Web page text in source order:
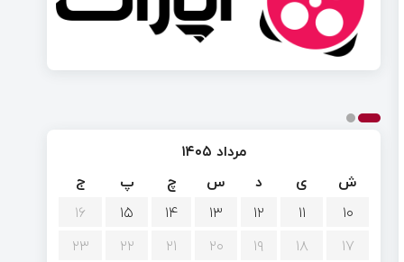
مرداد ۱۴۰۵
ش
ی د س چ پ
ج
۱۰
۱۱ ۱۲ ۱۳ ۱۴ ۱۵
۱۶
۱۷
۱۸ ۱۹ ۲۰ ۲۱ ۲۲
۲۳